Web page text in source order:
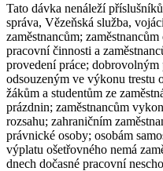
Tato dávka nenáleží
správa, Vězeňská služba,
zaměstnancům;
pracovní činnosti a
provedení práce;
odsouzeným ve výkonu trestu
žákům a studentům ze
prázdnin; zaměstnancům
rozsahu; zahraničním
právnické osoby; osobám
výplatu ošetřovného nemá
dnech dočasné pracovní